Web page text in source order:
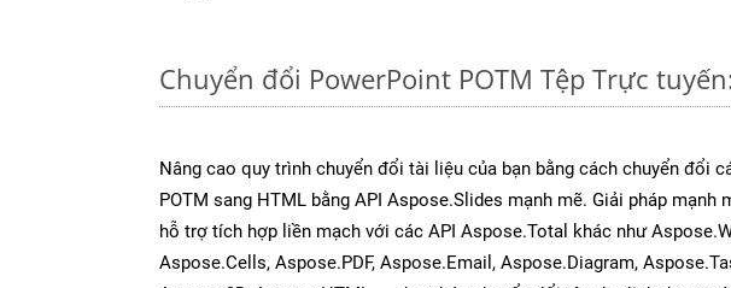
Chuyển đổi PowerPoint POTM Tệp Trực
Nâng cao quy trình chuyển đổi tài liệu của bạn bằng cách chuyển đổi
POTM sang HTML bằng API Aspose.Slides mạnh mẽ. Giải pháp mạnh
hỗ trợ tích hợp liền mạch với các API Aspose.Total khác như
Aspose.Cells, Aspose.PDF, Aspose.Email, Aspose.Diagram,